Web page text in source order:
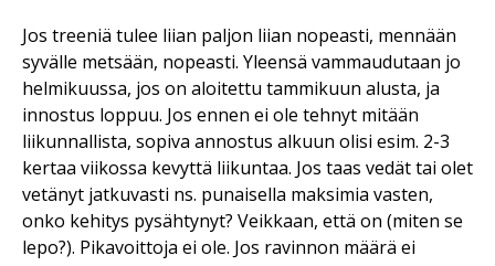
Jos treeniä tulee liian paljon liian nopeasti, mennään
syvälle metsään, nopeasti. Yleensä vammaudutaan jo
helmikuussa, jos on aloitettu tammikuun alusta, ja
innostus loppuu. Jos ennen ei ole tehnyt mitään
liikunnallista, sopiva annostus alkuun olisi esim. 2-3
kertaa viikossa kevyttä liikuntaa. Jos taas vedät tai olet
vetänyt jatkuvasti ns. punaisella maksimia vasten,
onko kehitys pysähtynyt? Veikkaan, että on (miten se
lepo?). Pikavoittoja ei ole. Jos ravinnon määrä ei